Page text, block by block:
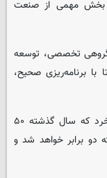
بخش مهمی از صنعت
تخصصی، توسعه
برنامه‌ریزی صحیح،
میدری در پایان گفت: میزان تسهیلات اشتغال خرد که سال گذشته ۵۰
برابر خواهد شد و